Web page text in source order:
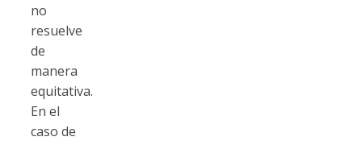
no
resuelve
de
manera
equitativa.
En el
caso de